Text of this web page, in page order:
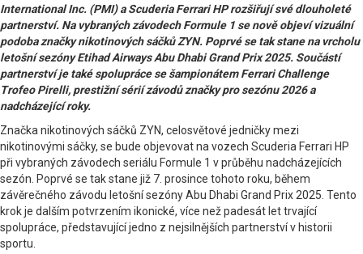
International Inc. (PMI) a Scuderia Ferrari HP rozšiřují své dlouholeté
partnerství. Na vybraných závodech Formule 1 se nově objeví vizuální
podoba značky nikotinových sáčků ZYN. Poprvé se tak stane na vrcholu
letošní sezóny Etihad Airways Abu Dhabi Grand Prix 2025. Součástí
partnerství je také spolupráce se šampionátem Ferrari Challenge
Trofeo Pirelli, prestižní sérií závodů značky pro sezónu 2026 a
nadcházející roky.
Značka nikotinových sáčků ZYN, celosvětové jedničky mezi
nikotinovými sáčky, se bude objevovat na vozech Scuderia Ferrari HP
při vybraných závodech seriálu Formule 1 v průběhu nadcházejících
sezón. Poprvé se tak stane již 7. prosince tohoto roku, během
závěrečného závodu letošní sezóny Abu Dhabi Grand Prix 2025. Tento
krok je dalším potvrzením ikonické, více než padesát let trvající
spolupráce, představující jedno z nejsilnějších partnerství v historii
sportu.